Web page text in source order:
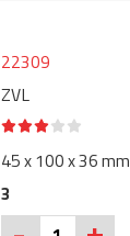
22309
ZVL
45 x 100 x 36 mm
3